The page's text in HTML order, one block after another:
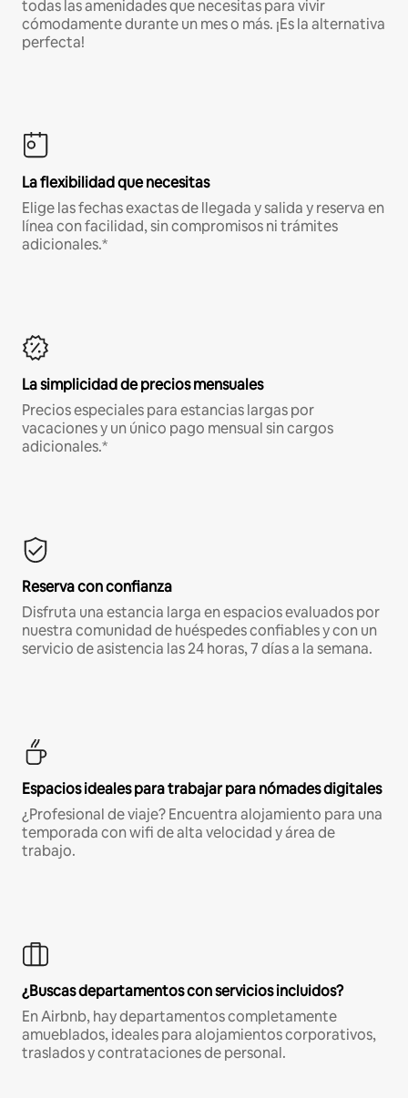
todas las amenidades que necesitas para vivir
cómodamente durante un mes o más. ¡Es la alternativa
perfecta!
La flexibilidad que necesitas
Elige las fechas exactas de llegada y salida y reserva en
línea con facilidad, sin compromisos ni trámites
adicionales.*
La simplicidad de precios mensuales
Precios especiales para estancias largas por
vacaciones y un único pago mensual sin cargos
adicionales.*
Reserva con confianza
Disfruta una estancia larga en espacios evaluados por
nuestra comunidad de huéspedes confiables y con un
servicio de asistencia las 24 horas, 7 días a la semana.
Espacios ideales para trabajar para nómades digitales
¿Profesional de viaje? Encuentra alojamiento para una
temporada con wifi de alta velocidad y área de
trabajo.
¿Buscas departamentos con servicios incluidos?
En Airbnb, hay departamentos completamente
amueblados, ideales para alojamientos corporativos,
traslados y contrataciones de personal.